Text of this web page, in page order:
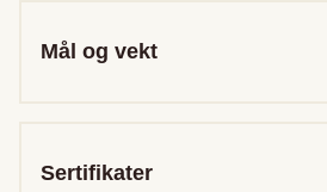
Mål og vekt
Sertifikater